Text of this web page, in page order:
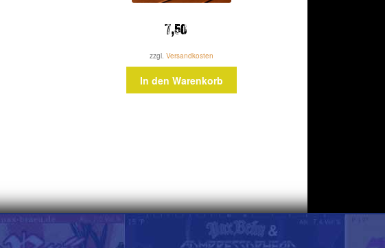
7,50
zzgl. Versandkosten
In den Warenkorb